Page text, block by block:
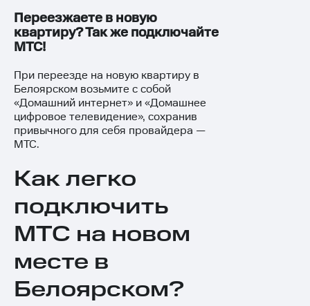
Переезжаете в новую
квартиру? Так же подключайте
МТС!
При переезде на новую квартиру в
Белоярском возьмите с собой
«Домашний интернет» и «Домашнее
цифровое телевидение», сохранив
привычного для себя провайдера —
МТС.
Как легко
подключить
МТС на новом
месте в
Белоярском?